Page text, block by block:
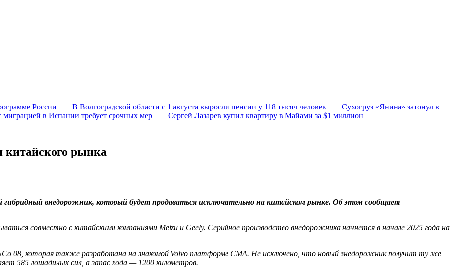
России В Волгоградской области с 1 августа выросли пенсии у 118 тысяч человек
Сухогруз «Янина» затонул в
в Испании требует срочных мер
Сергей Лазарев купил квартиру в Майами за $1 миллион
китайского рынка
внедорожник, который будет продаваться исключительно на китайском рынке. Об этом сообщает
совместно с китайскими компаниями Meizu и Geely. Серийное производство внедорожника начнется в начале 2025 года на
08, которая также разработана на знакомой Volvo платформе CMA. Не исключено, что новый внедорожник получит ту же
585 лошадиных сил, а запас хода — 1200 километров.